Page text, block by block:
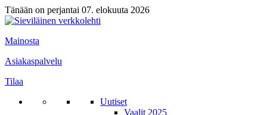
Tänään on perjantai 07. elokuuta 2026
Mainosta
Asiakaspalvelu
Tilaa
Uutiset
Vaalit 2025